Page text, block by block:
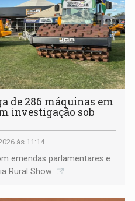
de 286 máquinas em
investigação sob
às 11:14
emendas parlamentares e
Rural Show